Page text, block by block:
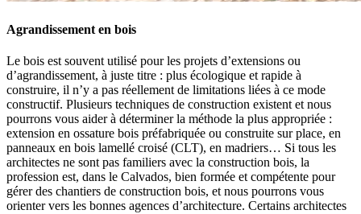
Agrandissement en bois
Le bois est souvent utilisé pour les projets d’extensions ou
d’agrandissement, à juste titre : plus écologique et rapide à
construire, il n’y a pas réellement de limitations liées à ce mode
constructif. Plusieurs techniques de construction existent et nous
pourrons vous aider à déterminer la méthode la plus appropriée :
extension en ossature bois préfabriquée ou construite sur place, en
panneaux en bois lamellé croisé (CLT), en madriers… Si tous les
architectes ne sont pas familiers avec la construction bois, la
profession est, dans le Calvados, bien formée et compétente pour
gérer des chantiers de construction bois, et nous pourrons vous
orienter vers les bonnes agences d’architecture. Certains architectes